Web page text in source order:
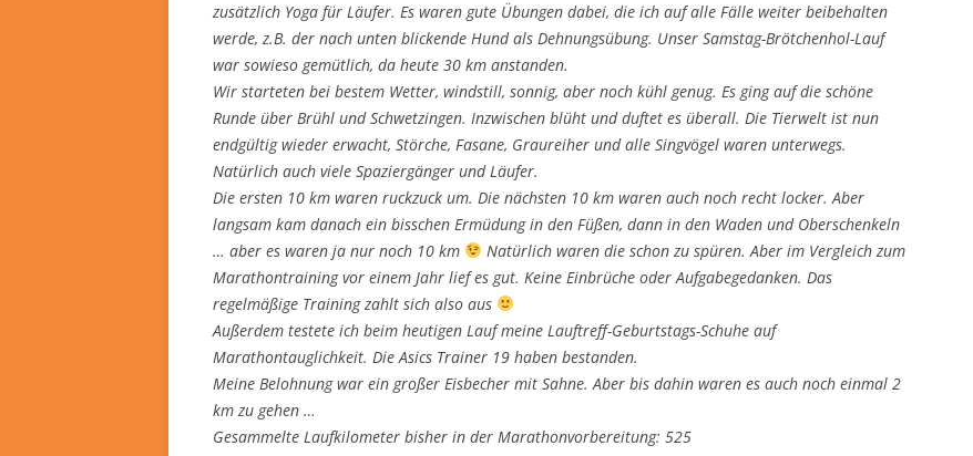
zusätzlich Yoga für Läufer. Es waren gute Übungen dabei, die ich auf alle Fälle weiter beibehalten
werde, z.B. der nach unten blickende Hund als Dehnungsübung. Unser Samstag-Brötchenhol-Lauf
war sowieso gemütlich, da heute 30 km anstanden.
Wir starteten bei bestem Wetter, windstill, sonnig, aber noch kühl genug. Es ging auf die schöne
Runde über Brühl und Schwetzingen. Inzwischen blüht und duftet es überall. Die Tierwelt ist nun
endgültig wieder erwacht, Störche, Fasane, Graureiher und alle Singvögel waren unterwegs.
Natürlich auch viele Spaziergänger und Läufer.
Die ersten 10 km waren ruckzuck um. Die nächsten 10 km waren auch noch recht locker. Aber
langsam kam danach ein bisschen Ermüdung in den Füßen, dann in den Waden und Oberschenkeln
… aber es waren ja nur noch 10 km
Natürlich waren die schon zu spüren. Aber im Vergleich zum
Marathontraining vor einem Jahr lief es gut. Keine Einbrüche oder Aufgabegedanken. Das
regelmäßige Training zahlt sich also aus
Außerdem testete ich beim heutigen Lauf meine Lauftreff-Geburtstags-Schuhe auf
Marathontauglichkeit. Die Asics Trainer 19 haben bestanden.
Meine Belohnung war ein großer Eisbecher mit Sahne. Aber bis dahin waren es auch noch einmal 2
km zu gehen …
Gesammelte Laufkilometer bisher in der Marathonvorbereitung: 525